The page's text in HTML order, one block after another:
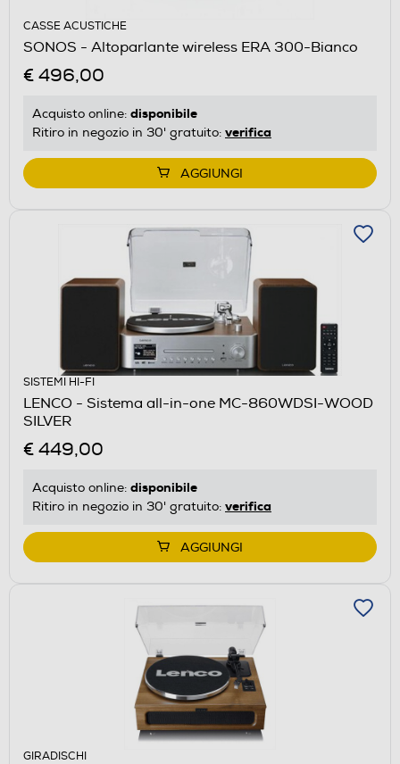
CASSE ACUSTICHE
SONOS - Altoparlante wireless ERA 300-Bianco
€ 496,00
Acquisto online: disponibile
Ritiro in negozio in 30' gratuito: verifica
AGGIUNGI
SISTEMI HI-FI
LENCO - Sistema all-in-one MC-860WDSI-WOOD
SILVER
€ 449,00
Acquisto online: disponibile
Ritiro in negozio in 30' gratuito: verifica
AGGIUNGI
GIRADISCHI